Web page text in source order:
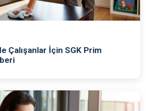
Çalışanlar İçin SGK Prim